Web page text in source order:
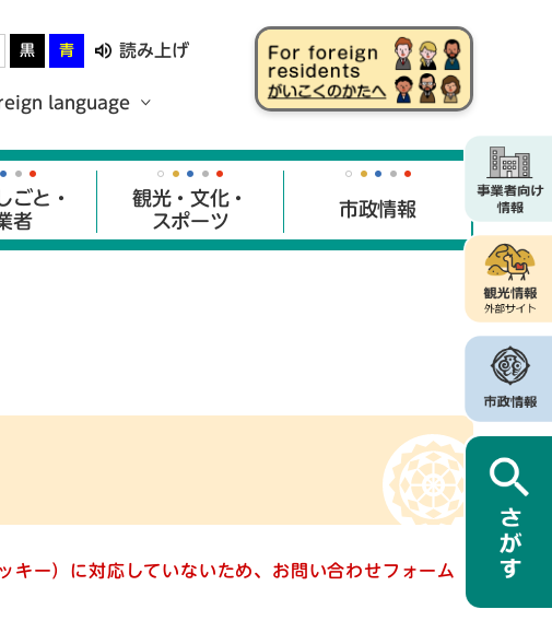
黒 青 読み上げ
language
ごと・
者
観光・文化・
スポーツ
市政情報
ー）に対応していないため、お問い合わせフォーム